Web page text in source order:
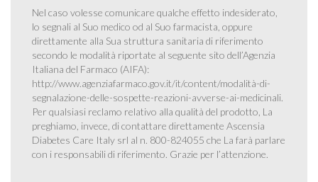
Nel caso volesse comunicare qualche effetto indesiderato,
lo segnali al Suo medico od al Suo farmacista, oppure
direttamente alla Sua struttura sanitaria di riferimento
secondo le modalità riportate al seguente sito dell’Agenzia
Italiana del Farmaco (AIFA):
http://www.agenziafarmaco.gov.it/it/content/modalità-di-
segnalazione-delle-sospette-reazioni-avverse-ai-medicinali.
Per qualsiasi reclamo relativo alla qualità del prodotto, La
preghiamo, invece, di contattare direttamente Ascensia
Diabetes Care Italy srl al n. 800-824055 che La farà parlare
con i responsabili di riferimento. Grazie per l’attenzione.